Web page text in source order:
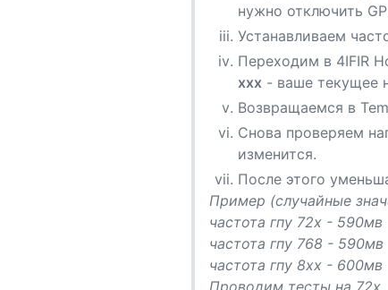
нужно отключить
Устанавливаем
Переходим в 4IFIR
xxx - ваше текущее
Возвращаемся в
Снова проверяем
изменится.
После этого
Пример (случайные
частота гпу 72х - 590мв
частота гпу 768 - 590мв
частота гпу 8хх - 600мв
Проводим тесты на 72х.